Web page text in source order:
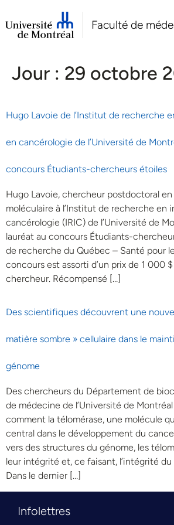
Faculté de
Jour : 29 octobre
Hugo Lavoie de l’Institut de recherche
en cancérologie de l’Université de
concours Étudiants-chercheurs étoiles
Hugo Lavoie, chercheur postdoctoral
moléculaire à l’Institut de recherche en
cancérologie (IRIC) de l’Université de
lauréat au concours Étudiants-
de recherche du Québec – Santé pour
concours est assorti d’un prix de 1 000
chercheur. Récompensé […]
Des scientifiques découvrent une
matière sombre » cellulaire dans le
génome
Des chercheurs du Département de
de médecine de l’Université de
comment la télomérase, une molécule
central dans le développement du
vers des structures du génome, les
leur intégrité et, ce faisant, l’intégrité
Dans le dernier […]
Infolettres